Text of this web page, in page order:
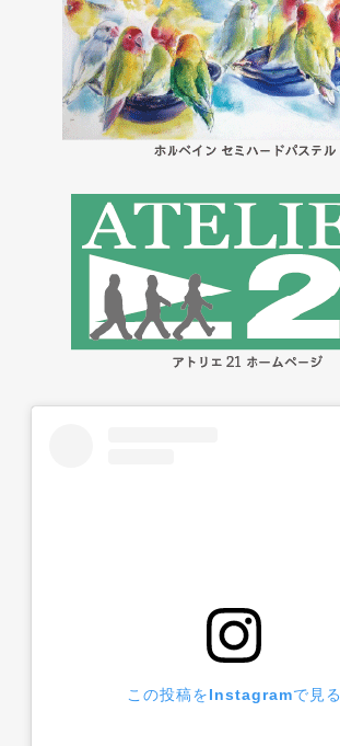
この投稿をInstagramで見る